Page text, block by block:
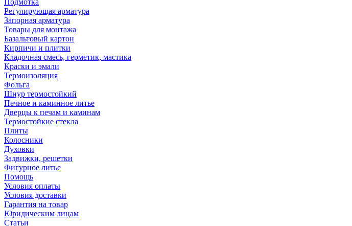
Подмотка
Регулирующая арматура
Запорная арматура
Товары для монтажа
Базальтовый картон
Кирпичи и плитки
Кладочная смесь, герметик, мастика
Краски и эмали
Термоизоляция
Фольга
Шнур термостойкий
Печное и каминное литье
Дверцы к печам и каминам
Термостойкие стекла
Плиты
Колосники
Духовки
Задвижки, решетки
Фигурное литье
Помощь
Условия оплаты
Условия доставки
Гарантия на товар
Юридическим лицам
Статьи